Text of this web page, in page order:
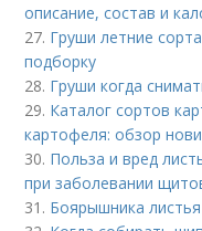
описание, состав и
27. Груши летние
подборку
28. Груши когда
29. Каталог сортов
картофеля: обзор
30. Польза и вред
при заболевании
31. Боярышника